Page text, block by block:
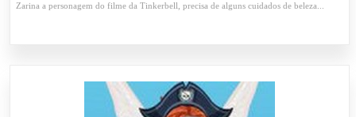
Zarina a personagem do filme da Tinkerbell, precisa de alguns cuidados de beleza...